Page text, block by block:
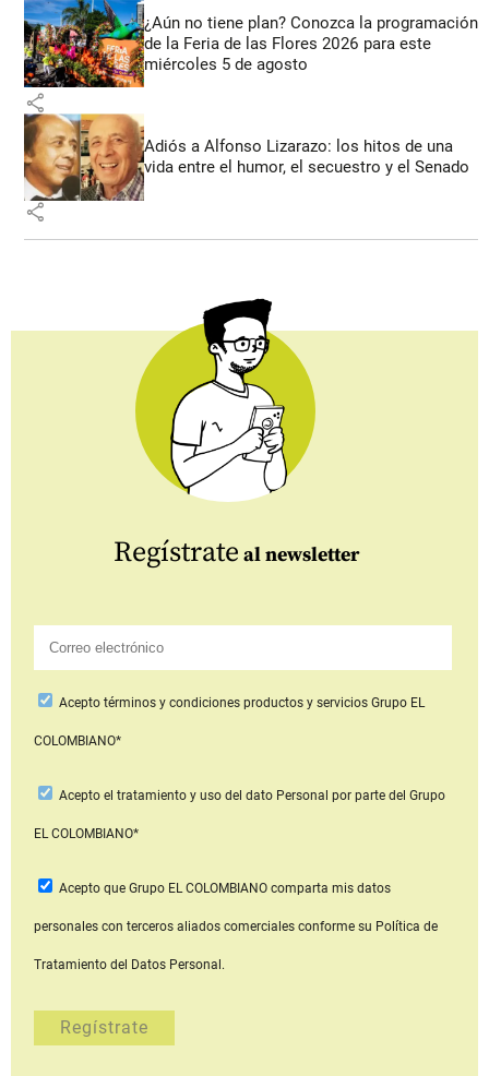
¿Aún no tiene plan? Conozca la programación
de la Feria de las Flores 2026 para este
miércoles 5 de agosto
share
Adiós a Alfonso Lizarazo: los hitos de una
vida entre el humor, el secuestro y el Senado
share
Regístrate al newsletter
Aceptotérminos y condiciones productos y serviciosGrupo EL
COLOMBIANO*
Acepto el tratamiento y uso del dato Personal por parte del Grupo
EL COLOMBIANO*
Acepto que Grupo EL COLOMBIANOcomparta mis datos
personales con terceros aliados comerciales conforme su Política de
Tratamiento del Datos Personal.